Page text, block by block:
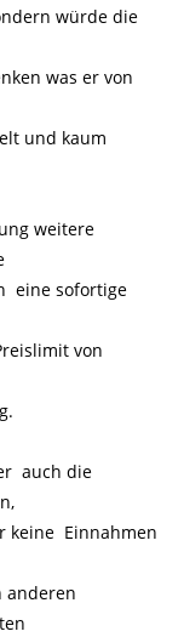
würde die
was er von
und kaum
weitere
eine sofortige
von
auch die
keine Einnahmen
anderen